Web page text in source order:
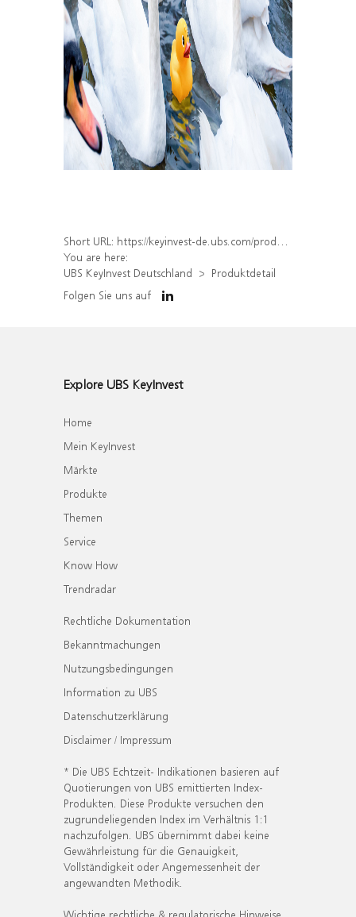
Short URL: https://keyinvest-de.ubs.com/produkt/detail/index/isin/DE000WA7FKW8
You are here:
UBS KeyInvest Deutschland
Produktdetail
Folgen Sie uns auf
Explore UBS KeyInvest
Home
Mein KeyInvest
Märkte
Produkte
Themen
Service
Know How
Trendradar
Rechtliche Dokumentation
Bekanntmachungen
Nutzungsbedingungen
Information zu UBS
Datenschutzerklärung
Disclaimer / Impressum
* Die UBS Echtzeit- Indikationen basieren auf
Quotierungen von UBS emittierten Index-
Produkten. Diese Produkte versuchen den
zugrundeliegenden Index im Verhältnis 1:1
nachzufolgen. UBS übernimmt dabei keine
Gewährleistung für die Genauigkeit,
Vollständigkeit oder Angemessenheit der
angewandten Methodik.